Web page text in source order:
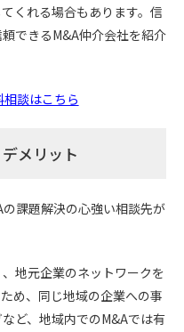
くれる場合もあります。信
できるM&A仲介会社を紹介
談はこちら
メリット
課題解決の心強い相談先が
地元企業のネットワークを
め、同じ地域の企業への事
ど、地域内でのM&Aでは有